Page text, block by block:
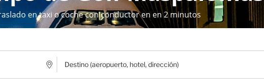
en taxi o coche con conductor en en 2 minutos